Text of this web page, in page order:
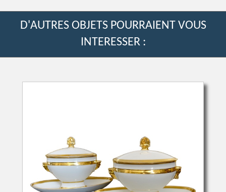
D'AUTRES OBJETS POURRAIENT VOUS
INTERESSER :